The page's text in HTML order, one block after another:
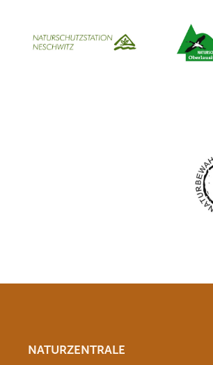
NATURZENTRALE